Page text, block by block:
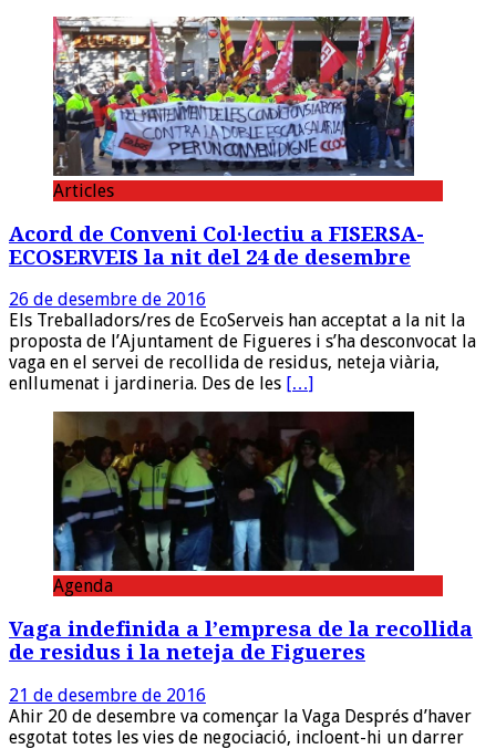
Articles
Acord de Conveni Col·lectiu a FISERSA-
ECOSERVEIS la nit del 24 de desembre
26 de desembre de 2016
Els Treballadors/res de EcoServeis han acceptat a la nit la
proposta de l’Ajuntament de Figueres i s’ha desconvocat la
vaga en el servei de recollida de residus, neteja viària,
enllumenat i jardineria. Des de les […]
Agenda
Vaga indefinida a l’empresa de la recollida
de residus i la neteja de Figueres
21 de desembre de 2016
Ahir 20 de desembre va començar la Vaga Després d’haver
esgotat totes les vies de negociació, incloent-hi un darrer